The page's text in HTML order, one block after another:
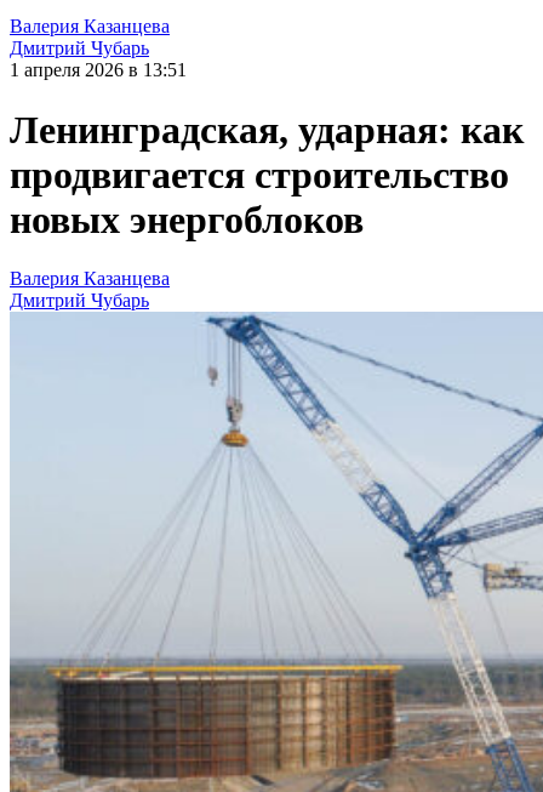
Валерия Казанцева
Дмитрий Чубарь
1 апреля 2026 в 13:51
Ленинградская, ударная: как
продвигается строительство
новых энергоблоков
Валерия Казанцева
Дмитрий Чубарь